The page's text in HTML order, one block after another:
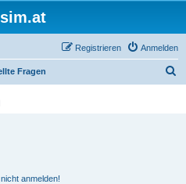
Anmelden
Registrieren
Fragen
anmelden!